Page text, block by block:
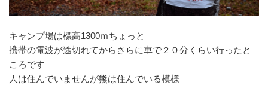
キャンプ場は標高1300ｍちょっと
携帯の電波が途切れてからさらに車で２０分くらい行ったと
ころです
人は住んでいませんが熊は住んでいる模様